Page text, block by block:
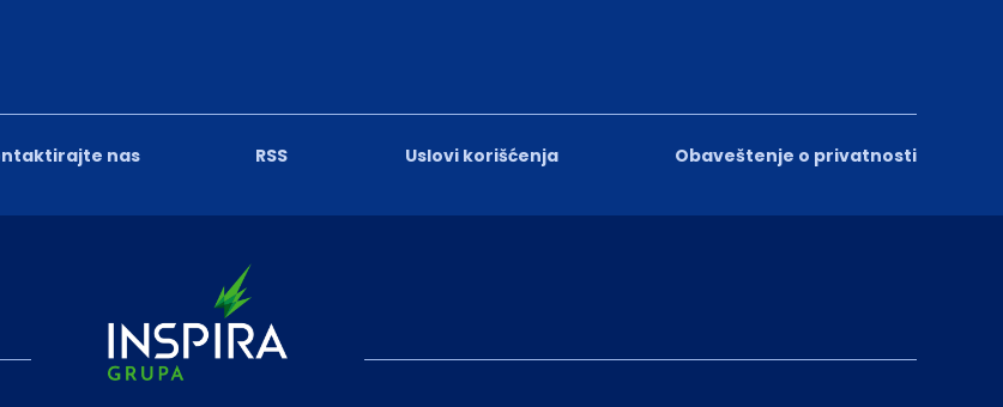
nas RSS Uslovi korišćenja Obaveštenje o privatnosti